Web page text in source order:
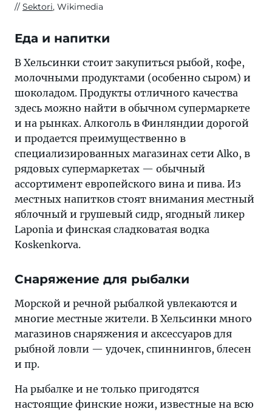
Sektori, Wikimedia
Еда и напитки
В Хельсинки стоит закупиться рыбой, кофе,
молочными продуктами (особенно сыром) и
шоколадом. Продукты отличного качества
здесь можно найти в обычном супермаркете
и на рынках. Алкоголь в Финляндии дорогой
и продается преимущественно в
специализированных магазинах сети Alko, в
рядовых супермаркетах — обычный
ассортимент европейского вина и пива. Из
местных напитков стоят внимания местный
яблочный и грушевый сидр, ягодный ликер
Laponia и финская сладковатая водка
Koskenkorva.
Снаряжение для рыбалки
Морской и речной рыбалкой увлекаются и
многие местные жители. В Хельсинки много
магазинов снаряжения и аксессуаров для
рыбной ловли — удочек, спиннингов, блесен
и пр.
На рыбалке и не только пригодятся
настоящие финские ножи, известные на всю